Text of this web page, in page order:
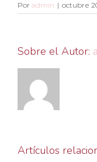
Por admin | octubre
Sobre el Autor:
Artículos